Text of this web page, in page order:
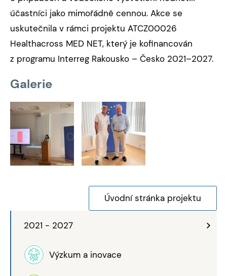
2021 - 2027
Výzkum a inovace
účastníci jako mimořádně cennou. Akce se
uskutečnila v rámci projektu ATCZ00026
Healthacross MED NET, který je kofinancován
z programu Interreg Rakousko – Česko 2021–2027.
Galerie
Úvodní stránka projektu